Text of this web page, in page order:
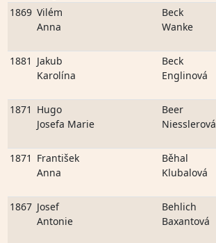
1869 Vilém
Anna
Beck
Wanke
1881 Jakub
Karolína
Beck
Englinová
1871 Hugo
Josefa Marie
Beer
Niesslerová
1871 František
Anna
Běhal
Klubalová
1867 Josef
Antonie
Behlich
Baxantová